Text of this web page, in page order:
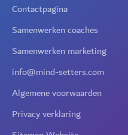
Contactpagina
Samenwerken coaches
Samenwerken marketing
info@mind-setters.com
Algemene voorwaarden
Privacy verklaring